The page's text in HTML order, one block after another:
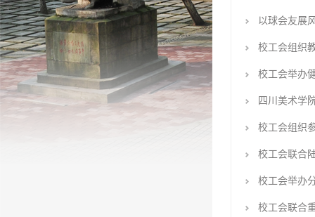
以球会友展
校工会组织
校工会举办
四川美术学
校工会组织
校工会联合
校工会举办
校工会联合